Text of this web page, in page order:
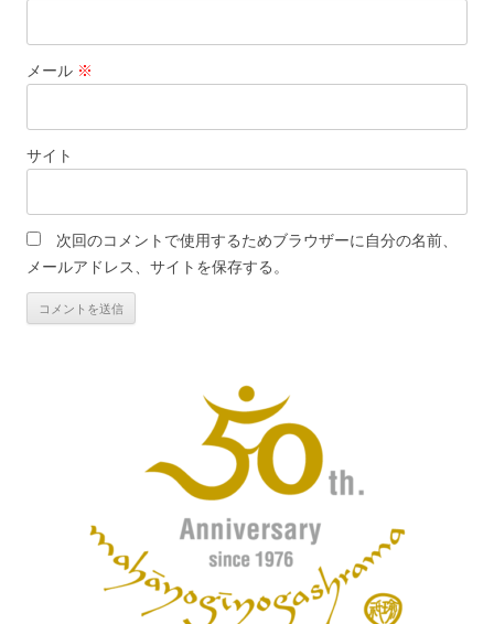
メール ※
サイト
次回のコメントで使用するためブラウザーに自分の名前、
メールアドレス、サイトを保存する。